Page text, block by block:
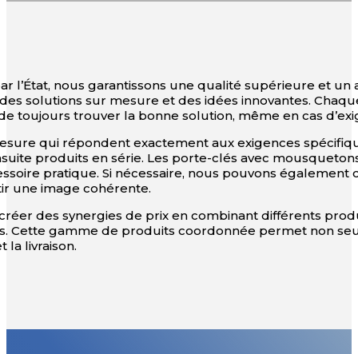
l’État, nous garantissons une qualité supérieure et
solutions sur mesure et des idées innovantes.
trouver la bonne solution, même en cas
qui répondent exactement aux exigences
produits en série. Les porte-clés avec
pratique. Si nécessaire, nous pouvons
une image cohérente.
des synergies de prix en combinant différents
gamme de produits coordonnée permet non
la livraison.